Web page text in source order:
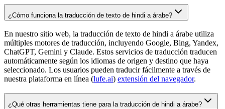
¿Cómo funciona la traducción de texto de hindi a árabe?
En nuestro sitio web, la traducción de texto de hindi a árabe utiliza
múltiples motores de traducción, incluyendo Google, Bing, Yandex,
ChatGPT, Gemini y Claude. Estos servicios de traducción traducen
automáticamente según los idiomas de origen y destino que haya
seleccionado. Los usuarios pueden traducir fácilmente a través de
nuestra plataforma en línea (lufe.ai) extensión del navegador.
¿Qué otras herramientas tiene para la traducción de hindi a árabe?